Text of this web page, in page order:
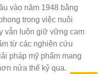
vào năm 1948 bằng
trong việc nuôi
vẫn luôn giữ vững cam
từ các nghiên cứu
pháp mỹ phẩm mang
nửa thế kỷ qua.